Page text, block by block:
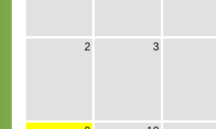
2 3